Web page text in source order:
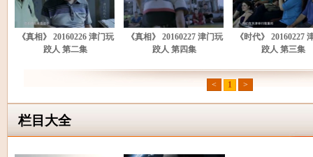
《真相》 20160226 津门玩
跤人 第二集
《真相》 20160227 津门玩
跤人 第四集
《时代》 20160227
跤人 第三集
< 1 >
栏目大全